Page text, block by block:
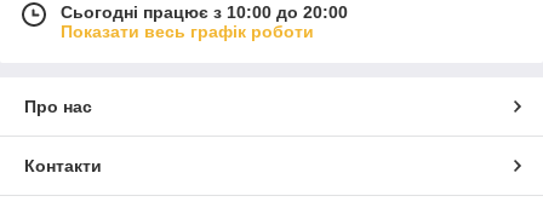
Сьогодні працює з 10:00 до 20:00
Показати весь графік роботи
Про нас
Контакти